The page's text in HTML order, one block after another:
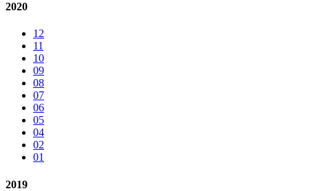
2020
12
11
10
09
08
07
06
05
04
02
01
2019